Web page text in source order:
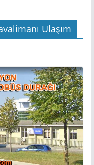
Ulaşım